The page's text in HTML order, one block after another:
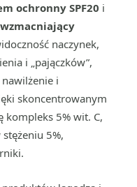
ochronny SPF20 i
naczynek,
i „pajączków”,
i
skoncentrowanym
kompleks 5% wit. C,
5%,